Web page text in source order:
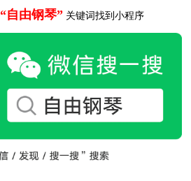
“自由钢琴” 关键词找到小程序